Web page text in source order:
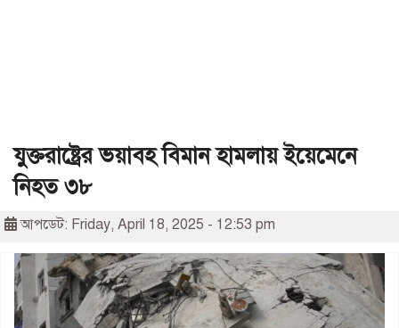
যুক্তরাষ্ট্রের ভয়াবহ বিমান হামলায় ইয়েমেনে
নিহত ৩৮
আপডেট: Friday, April 18, 2025 - 12:53 pm